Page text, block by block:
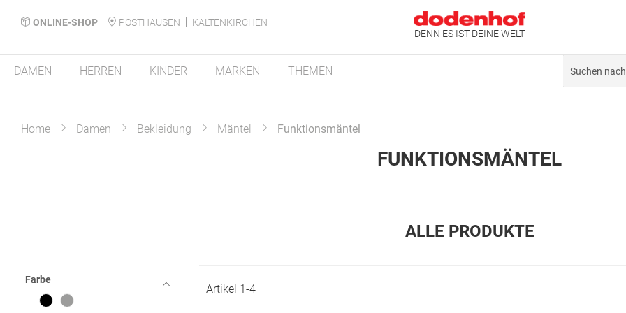
ONLINE-SHOP POSTHAUSEN
KALTENKIRCHEN
DENN ES IST DEINE WELT
DAMEN HERREN KINDER MARKEN THEMEN
Home Damen Bekleidung Mäntel Funktionsmäntel
FUNKTIONSMÄNTEL
ALLE PRODUKTE
Farbe
Artikel 1-4